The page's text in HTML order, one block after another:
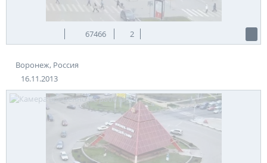
67466 2
Воронеж, Россия
16.11.2013